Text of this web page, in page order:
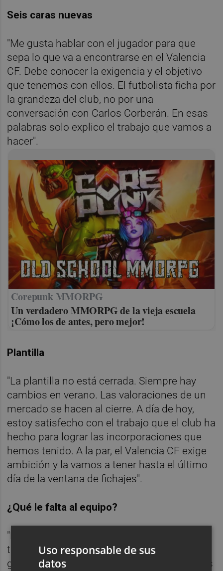
Seis caras nuevas
"Me gusta hablar con el jugador para que
sepa lo que va a encontrarse en el Valencia
CF. Debe conocer la exigencia y el objetivo
que tenemos con ellos. El futbolista ficha por
la grandeza del club, no por una
conversación con Carlos Corberán. En esas
palabras solo explico el trabajo que vamos a
hacer".
Corepunk MMORPG
Un verdadero MMORPG de la vieja escuela
¡Cómo los de antes, pero mejor!
Plantilla
"La plantilla no está cerrada. Siempre hay
cambios en verano. Las valoraciones de un
mercado se hacen al cierre. A día de hoy,
estoy satisfecho con el trabajo que el club ha
hecho para lograr las incorporaciones que
hemos tenido. A la par, el Valencia CF exige
ambición y la vamos a tener hasta el último
día de la ventana de fichajes".
¿Qué le falta al equipo?
"No está cerrada la plantilla, estamos
trabajando en cubrir las necesidades. El
grupo va a competir mañana. Falta cubrir las
Uso responsable de sus
datos